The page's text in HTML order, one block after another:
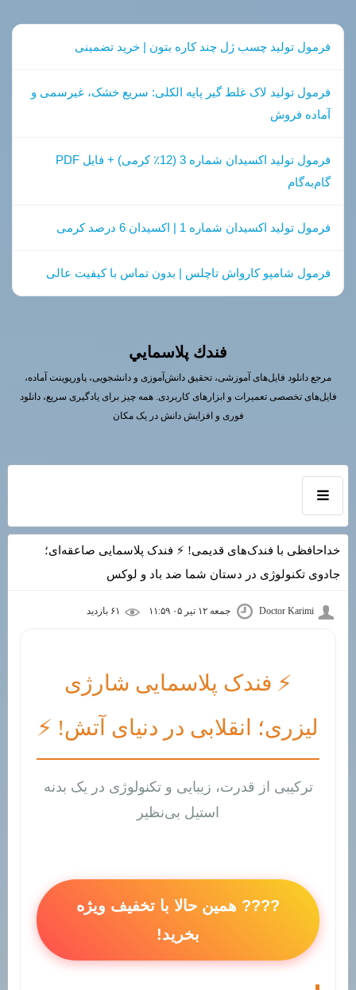
فرمول تولید چسب ژل چند کاره بتون | خرید تضمینی
فرمول تولید لاک غلط گیر پایه الکلی: سریع خشک، غیرسمی و
آماده فروش
فرمول تولید اکسیدان شماره 3 (12٪ کرمی) + فایل PDF
گام‌به‌گام
فرمول تولید اکسیدان شماره 1 | اکسیدان 6 درصد کرمی
فرمول شامپو کارواش تاچلس | بدون تماس با کیفیت عالی
فندك پلاسمايي
مرجع دانلود فایل‌های آموزشی، تحقیق دانش‌آموزی و دانشجویی، پاورپوینت آماده،
فایل‌های تخصصی تعمیرات و ابزارهای کاربردی. همه چیز برای یادگیری سریع، دانلود
فوری و افزایش دانش در یک مکان
خداحافظی با فندک‌های قدیمی! ⚡ فندک پلاسمایی صاعقه‌ای؛
جادوی تکنولوژی در دستان شما ضد باد و لوکس
Doctor Karimi جمعه ۱۲ تیر ۰۵ ۱۱:۵۹
⚡ فندک پلاسمایی شارژی
لیزری؛ انقلابی در دنیای آتش! ⚡
ترکیبی از قدرت، زیبایی و تکنولوژی در یک بدنه
استیل بی‌نظیر
???? همین حالا با تخفیف ویژه
بخرید!